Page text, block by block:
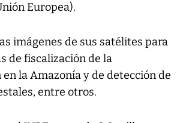
Europea).
imágenes de sus satélites para
de fiscalización de la
la Amazonía y de detección de
entre otros.